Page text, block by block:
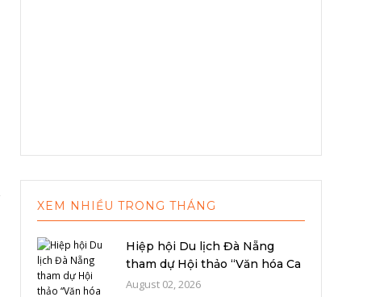
XEM NHIỀU TRONG THÁNG
Hiệp hội Du lịch Đà Nẵng
tham dự Hội thảo “Văn hóa Ca
Dong –...
August 02, 2026